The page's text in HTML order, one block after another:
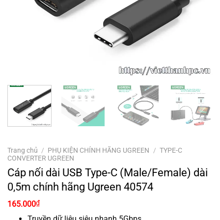
Trang chủ / PHỤ KIỆN CHÍNH HÃNG UGREEN / TYPE-C
CONVERTER UGREEN
Cáp nối dài USB Type-C (Male/Female) dài
0,5m chính hãng Ugreen 40574
Giá
165.000₫Giá